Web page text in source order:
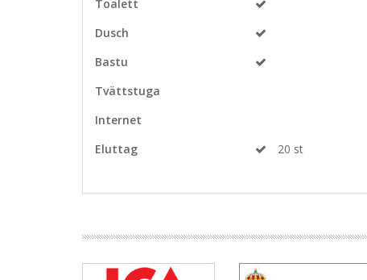
Toalett
Dusch
Bastu
Tvättstuga
Internet
Eluttag
20 st